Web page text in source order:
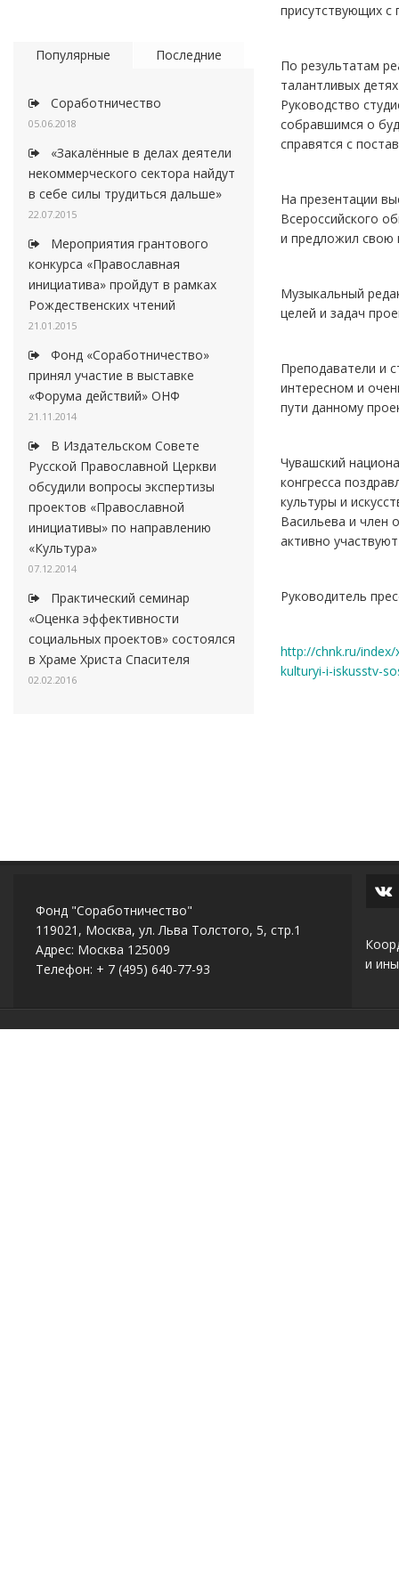
Популярные Последние
Соработничество
05.06.2018
«Закалённые в делах деятели
некоммерческого сектора найдут
в себе силы трудиться дальше»
22.07.2015
Мероприятия грантового
конкурса «Православная
инициатива» пройдут в рамках
Рождественских чтений
21.01.2015
Фонд «Соработничество»
принял участие в выставке
«Форума действий» ОНФ
21.11.2014
В Издательском Совете
Русской Православной Церкви
обсудили вопросы экспертизы
проектов «Православной
инициативы» по направлению
«Культура»
07.12.2014
Практический семинар
«Оценка эффективности
социальных проектов» состоялся
в Храме Христа Спасителя
02.02.2016
присутствующих с
По результатам
талантливых
Руководство
собравшимся о
справятся с
На презентации
Всероссийского
и предложил свою
Музыкальный
целей и задач
Преподаватели и
интересном и
пути данному
Чувашский
конгресса
культуры и
Васильева и член
активно
Руководитель
http://chnk.ru/
kulturyi-i-iskusstv-
Фонд "Соработничество"
119021, Москва, ул. Льва Толстого, 5, стр.1
Адрес: Москва 125009
Телефон: + 7 (495) 640-77-93
и